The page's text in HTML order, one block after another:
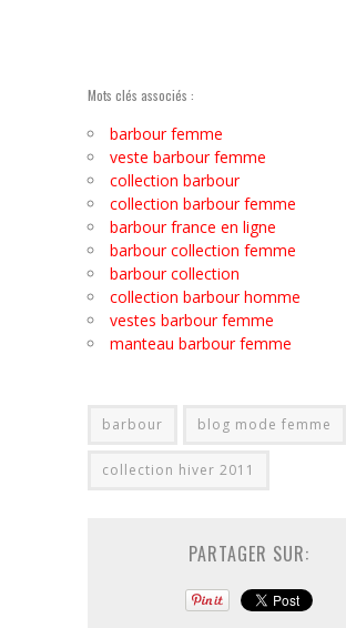
Mots clés associés :
barbour femme
veste barbour femme
collection barbour
collection barbour femme
barbour france en ligne
barbour collection femme
barbour collection
collection barbour homme
vestes barbour femme
manteau barbour femme
barbour blog mode femme
collection hiver 2011
PARTAGER SUR: